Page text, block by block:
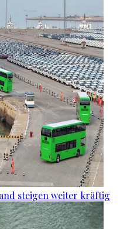
steigen weiter kräftig